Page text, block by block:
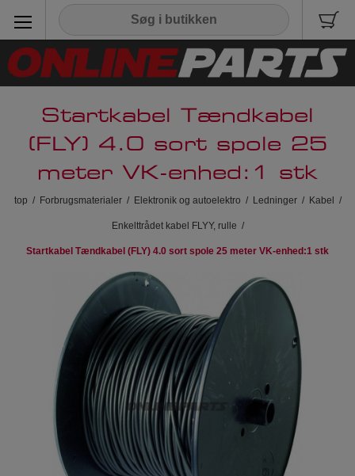
Startkabel Tændkabel
(FLY) 4.0 sort spole 25
meter VK-enhed:1 stk
top / Forbrugsmaterialer / Elektronik og autoelektro / Ledninger / Kabel /
Enkelttrådet kabel FLYY, rulle /
Startkabel Tændkabel (FLY) 4.0 sort spole 25 meter VK-enhed:1 stk